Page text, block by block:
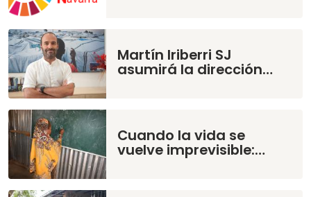
Martín Iriberri SJ
asumirá la dirección…
Cuando la vida se
vuelve imprevisible:…